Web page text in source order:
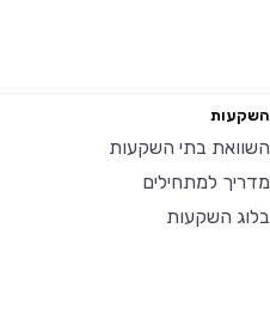
השקעות
השוואת בתי השקעות
מדריך למתחילים
בלוג השקעות